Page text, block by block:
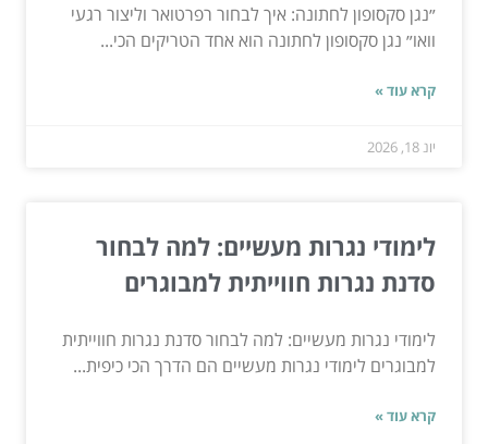
״נגן סקסופון לחתונה: איך לבחור רפרטואר וליצור רגעי
וואו״ נגן סקסופון לחתונה הוא אחד הטריקים הכי...
קרא עוד »
יונ 18, 2026
לימודי נגרות מעשיים: למה לבחור
סדנת נגרות חווייתית למבוגרים
לימודי נגרות מעשיים: למה לבחור סדנת נגרות חווייתית
למבוגרים לימודי נגרות מעשיים הם הדרך הכי כיפית...
קרא עוד »